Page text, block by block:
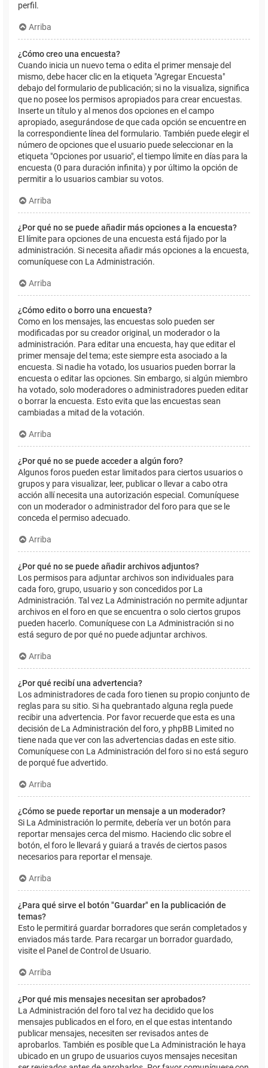
perfil.
Arriba
¿Cómo creo una encuesta?
Cuando inicia un nuevo tema o edita el primer mensaje del
mismo, debe hacer clic en la etiqueta "Agregar Encuesta"
debajo del formulario de publicación; si no la visualiza, significa
que no posee los permisos apropiados para crear encuestas.
Inserte un título y al menos dos opciones en el campo
apropiado, asegurándose de que cada opción se encuentre en
la correspondiente línea del formulario. También puede elegir el
número de opciones que el usuario puede seleccionar en la
etiqueta "Opciones por usuario", el tiempo límite en días para la
encuesta (0 para duración infinita) y por último la opción de
permitir a lo usuarios cambiar su votos.
Arriba
¿Por qué no se puede añadir más opciones a la encuesta?
El límite para opciones de una encuesta está fijado por la
administración. Si necesita añadir más opciones a la encuesta,
comuníquese con La Administración.
Arriba
¿Cómo edito o borro una encuesta?
Como en los mensajes, las encuestas solo pueden ser
modificadas por su creador original, un moderador o la
administración. Para editar una encuesta, hay que editar el
primer mensaje del tema; este siempre esta asociado a la
encuesta. Si nadie ha votado, los usuarios pueden borrar la
encuesta o editar las opciones. Sin embargo, si algún miembro
ha votado, solo moderadores o administradores pueden editar
o borrar la encuesta. Esto evita que las encuestas sean
cambiadas a mitad de la votación.
Arriba
¿Por qué no se puede acceder a algún foro?
Algunos foros pueden estar limitados para ciertos usuarios o
grupos y para visualizar, leer, publicar o llevar a cabo otra
acción allí necesita una autorización especial. Comuníquese
con un moderador o administrador del foro para que se le
conceda el permiso adecuado.
Arriba
¿Por qué no se puede añadir archivos adjuntos?
Los permisos para adjuntar archivos son individuales para
cada foro, grupo, usuario y son concedidos por La
Administración. Tal vez La Administración no permite adjuntar
archivos en el foro en que se encuentra o solo ciertos grupos
pueden hacerlo. Comuníquese con La Administración si no
está seguro de por qué no puede adjuntar archivos.
Arriba
¿Por qué recibí una advertencia?
Los administradores de cada foro tienen su propio conjunto de
reglas para su sitio. Si ha quebrantado alguna regla puede
recibir una advertencia. Por favor recuerde que esta es una
decisión de La Administración del foro, y phpBB Limited no
tiene nada que ver con las advertencias dadas en este sitio.
Comuníquese con La Administración del foro si no está seguro
de porqué fue advertido.
Arriba
¿Cómo se puede reportar un mensaje a un moderador?
Si La Administración lo permite, debería ver un botón para
reportar mensajes cerca del mismo. Haciendo clic sobre el
botón, el foro le llevará y guiará a través de ciertos pasos
necesarios para reportar el mensaje.
Arriba
¿Para qué sirve el botón "Guardar" en la publicación de
temas?
Esto le permitirá guardar borradores que serán completados y
enviados más tarde. Para recargar un borrador guardado,
visite el Panel de Control de Usuario.
Arriba
¿Por qué mis mensajes necesitan ser aprobados?
La Administración del foro tal vez ha decidido que los
mensajes publicados en el foro, en el que estas intentando
publicar mensajes, necesiten ser revisados antes de
aprobarlos. También es posible que La Administración le haya
ubicado en un grupo de usuarios cuyos mensajes necesitan